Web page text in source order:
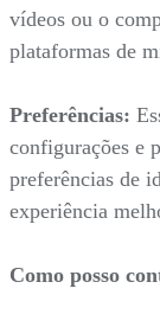
vídeos ou o
plataformas de
Preferências:
configurações e
preferências de
experiência
Como posso